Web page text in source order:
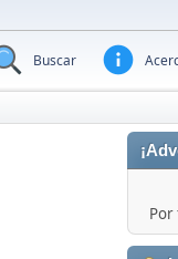
Buscar
Por